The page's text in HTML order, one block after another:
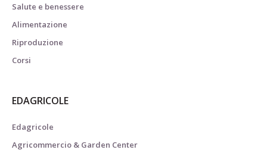
Salute e benessere
Alimentazione
Riproduzione
Corsi
EDAGRICOLE
Edagricole
Agricommercio & Garden Center